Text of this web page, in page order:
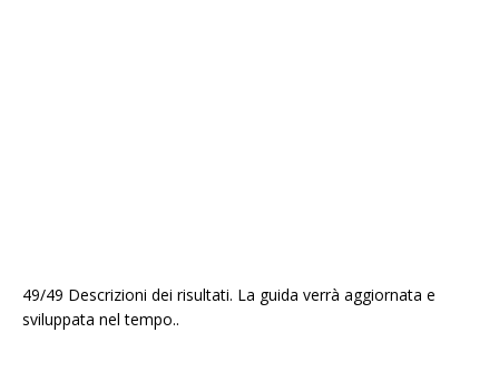
49/49 Descrizioni dei risultati. La guida verrà aggiornata e
sviluppata nel tempo..